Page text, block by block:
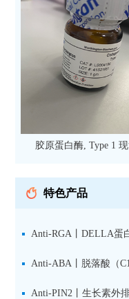
胶原蛋白酶, Type 1
特色产品
Anti-RGA丨DELLA蛋
键抑制因子
Anti-ABA丨脱落酸（
储存库
Anti-PIN2丨生长素外